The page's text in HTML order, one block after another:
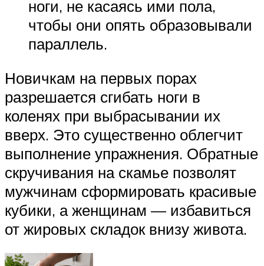
ноги, не касаясь ими пола,
чтобы они опять образовывали
параллель.
Новичкам на первых порах
разрешается сгибать ноги в
коленях при выбрасывании их
вверх. Это существенно облегчит
выполнение упражнения. Обратные
скручивания на скамье позволят
мужчинам сформировать красивые
кубики, а женщинам — избавиться
от жировых складок внизу живота.